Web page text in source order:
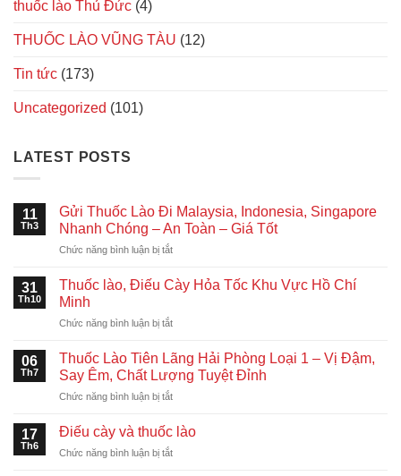
thuốc lào Thủ Đức (4)
THUỐC LÀO VŨNG TÀU (12)
Tin tức (173)
Uncategorized (101)
LATEST POSTS
11
Th3
Gửi Thuốc Lào Đi Malaysia, Indonesia, Singapore
Nhanh Chóng – An Toàn – Giá Tốt
Chức năng bình luận bị tắtở
Thuốc
Lào
Malaysia,
Singapore
Nhanh
Chóng
–
Toàn
31
Th10
Thuốc lào, Điếu Cày Hỏa Tốc Khu Vực Hồ Chí
Minh
Chức năng bình luận bị tắtở
lào,
Điếu
Cày
Hỏa
Khu
Hồ
06
Th7
Thuốc Lào Tiên Lãng Hải Phòng Loại 1 – Vị Đậm,
Say Êm, Chất Lượng Tuyệt Đỉnh
Chức năng bình luận bị tắtở
Lào
Lãng
17
Th6
Điếu cày và thuốc lào
Chức năng bình luận bị tắtở